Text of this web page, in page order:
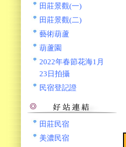
田莊景觀(一)
田莊景觀(二)
藝術葫蘆
葫蘆園
2022年春節花海1月
23日拍攝
民宿登記證
田莊民宿
美濃民宿